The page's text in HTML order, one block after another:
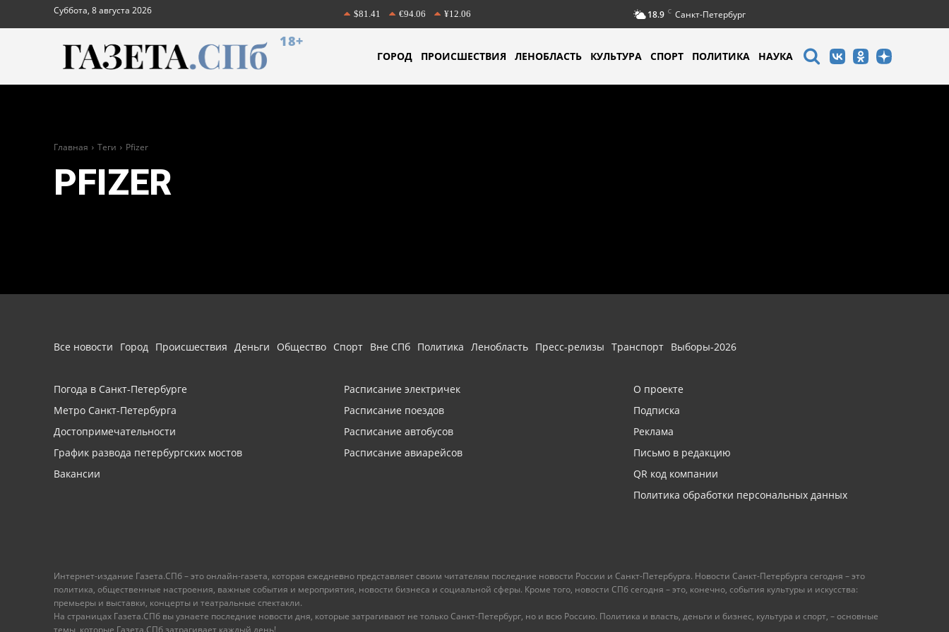
Суббота, 8 августа 2026 $81.41 €94.06 ¥12.06 18.9 C Санкт-Петербург
18+
ГОРОД ПРОИСШЕСТВИЯ ЛЕНОБЛАСТЬ КУЛЬТУРА СПОРТ ПОЛИТИКА НАУКА
Главная Теги Pfizer
PFIZER
Все новости Город Происшествия Деньги Общество Спорт Вне СПб Политика Ленобласть Пресс-релизы Транспорт Выборы-2026
Погода в Санкт-Петербурге
Метро Санкт-Петербурга
Достопримечательности
График развода петербургских мостов
Вакансии
Расписание электричек
Расписание поездов
Расписание автобусов
Расписание авиарейсов
О проекте
Подписка
Реклама
Письмо в редакцию
QR код компании
Политика обработки персональных данных
Интернет-издание Газета.СПб – это онлайн-газета, которая ежедневно представляет своим читателям последние новости России и Санкт-Петербурга. Новости Санкт-Петербурга сегодня – это
политика, общественные настроения, важные события и мероприятия, новости бизнеса и социальной сферы. Кроме того, новости СПб сегодня – это, конечно, события культуры и искусства:
премьеры и выставки, концерты и театральные спектакли.
На страницах Газета.СПб вы узнаете последние новости дня, которые затрагивают не только Санкт-Петербург, но и всю Россию. Политика и власть, деньги и бизнес, культура и спорт, – основные
темы, которые Газета.СПб затрагивает каждый день!